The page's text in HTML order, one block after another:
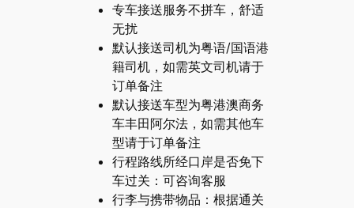
专车接送服务不拼车，舒适
无扰
默认接送司机为粤语/国语港
籍司机，如需英文司机请于
订单备注
默认接送车型为粤港澳商务
车丰田阿尔法，如需其他车
型请于订单备注
行程路线所经口岸是否免下
车过关：可咨询客服
行李与携带物品：根据通关